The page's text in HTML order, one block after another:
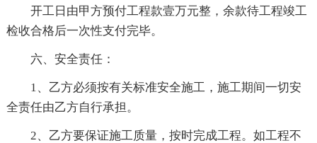
开工日由甲方预付工程款壹万元整，余款待工程竣工
检收合格后一次性支付完毕。
六、安全责任：
1、乙方必须按有关标准安全施工，施工期间一切安
全责任由乙方自行承担。
2、乙方要保证施工质量，按时完成工程。如工程不